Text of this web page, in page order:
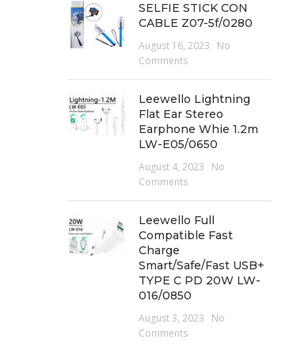
SELFIE STICK CON
CABLE Z07-5f/0280
August 16, 2023
No
Comments
Leewello Lightning
Flat Ear Stereo
Earphone Whie 1.2m
LW-E05/0650
August 4, 2023
No
Comments
Leewello Full
Compatible Fast
Charge
Smart/Safe/Fast USB+
TYPE C PD 20W LW-
016/0850
August 3, 2023
No
Comments